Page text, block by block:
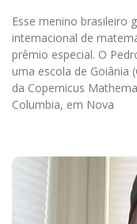
Esse menino brasileiro
internacional de
prêmio especial. O
uma escola de Goiânia
da Copernicus
Columbia, em Nova